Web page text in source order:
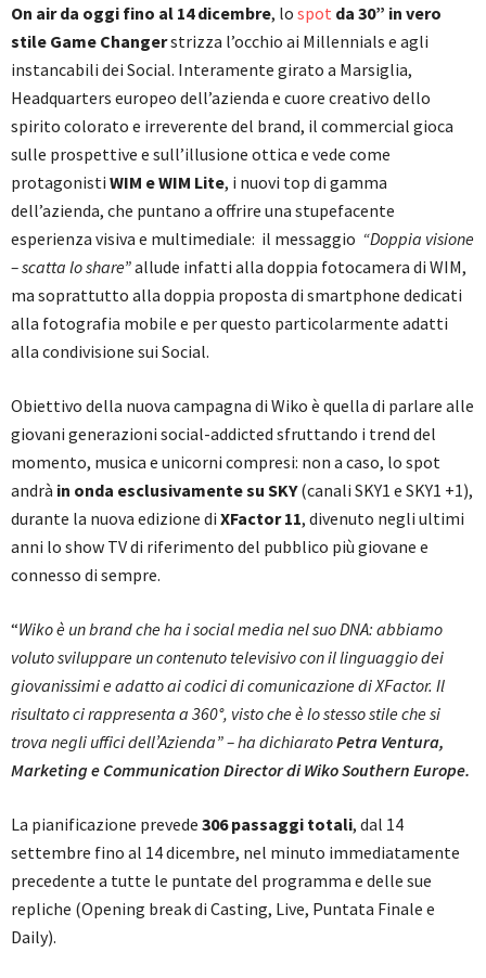
On air da oggi fino al 14 dicembre, lo spot da 30” in vero
stile Game Changerstrizza l’occhio ai Millennials e agli
instancabili dei Social. Interamente girato a Marsiglia,
Headquarters europeo dell’azienda e cuore creativo dello
spirito colorato e irreverente del brand, il commercial gioca
sulle prospettive e sull’illusione ottica e vede come
protagonisti WIM e WIM Lite, i nuovi top di gamma
dell’azienda, che puntano a offrire una stupefacente
esperienza visiva e multimediale: il messaggio “Doppia visione
– scatta lo share”allude infatti alla doppia fotocamera di WIM,
ma soprattutto alla doppia proposta di smartphone dedicati
alla fotografia mobile e per questo particolarmente adatti
alla condivisione sui Social.
Obiettivo della nuova campagna di Wiko è quella di parlare alle
giovani generazioni social-addicted sfruttando i trend del
momento, musica e unicorni compresi: non a caso, lo spot
andrà in onda esclusivamente su SKY(canali SKY1 e SKY1 +1),
durante la nuova edizione di XFactor 11, divenuto negli ultimi
anni lo show TV di riferimento del pubblico più giovane e
connesso di sempre.
“Wiko è un brand che ha i social media nel suo DNA: abbiamo
voluto sviluppare un contenuto televisivo con il linguaggio dei
giovanissimi e adatto ai codici di comunicazione di XFactor. Il
risultato ci rappresenta a 360°, visto che è lo stesso stile che si
trova negli uffici dell’Azienda” – ha dichiaratoPetra Ventura,
Marketing e Communication Director di Wiko Southern Europe.
La pianificazione prevede 306 passaggi totali, dal 14
settembre fino al 14 dicembre, nel minuto immediatamente
precedente a tutte le puntate del programma e delle sue
repliche (Opening break di Casting, Live, Puntata Finale e
Daily).